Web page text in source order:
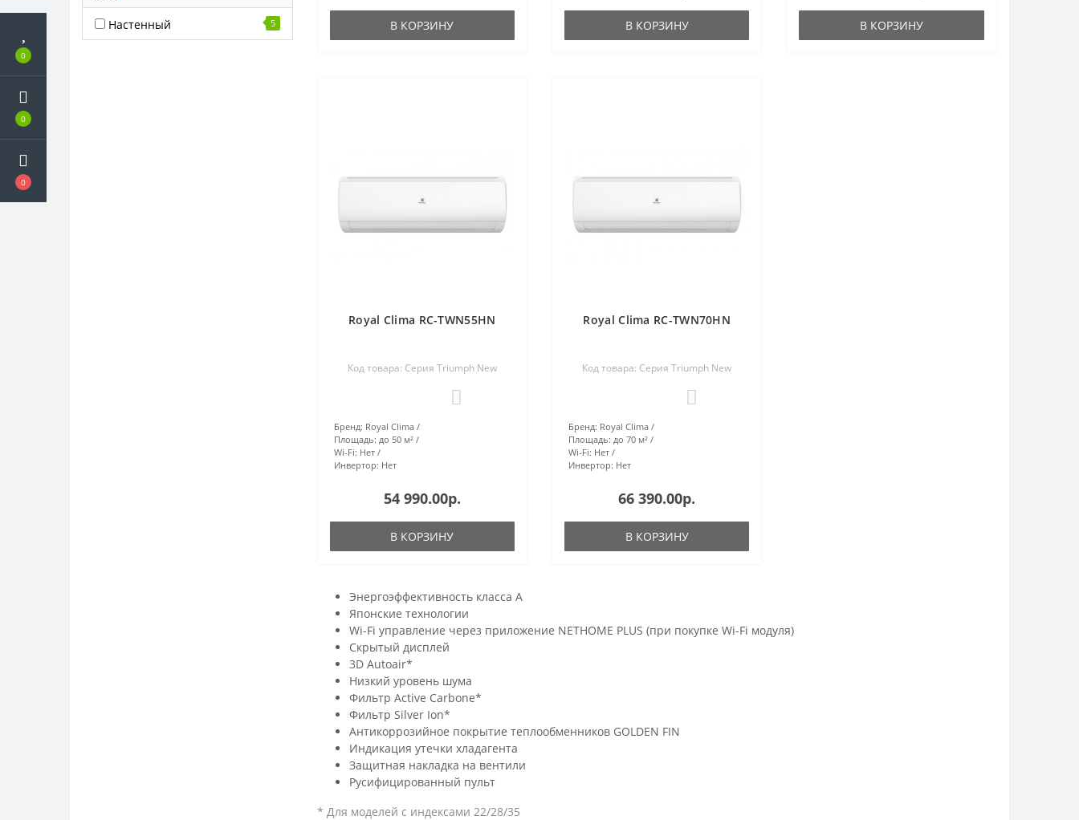
0
0
0
Настенный 5 В КОРЗИНУ В КОРЗИНУ В КОРЗИНУ
Royal Clima RC-TWN55HN
Код товара: Серия Triumph New
Бренд: Royal Clima
Площадь: до 50 м²
Wi-Fi: Нет
Инвертор: Нет
54 990.00р.
В КОРЗИНУ
Royal Clima RC-TWN70HN
Код товара: Серия Triumph New
Бренд: Royal Clima
Площадь: до 70 м²
Wi-Fi: Нет
Инвертор: Нет
66 390.00р.
В КОРЗИНУ
Энергоэффективность класса А
Японские технологии
Wi-Fi управление через приложение NETHOME PLUS (при покупке Wi-Fi модуля)
Скрытый дисплей
3D Autoair*
Низкий уровень шума
Фильтр Active Carbone*
Фильтр Silver Ion*
Антикоррозийное покрытие теплообменников GOLDEN FIN
Индикация утечки хладагента
Защитная накладка на вентили
Русифицированный пульт
* Для моделей c индексами 22/28/35